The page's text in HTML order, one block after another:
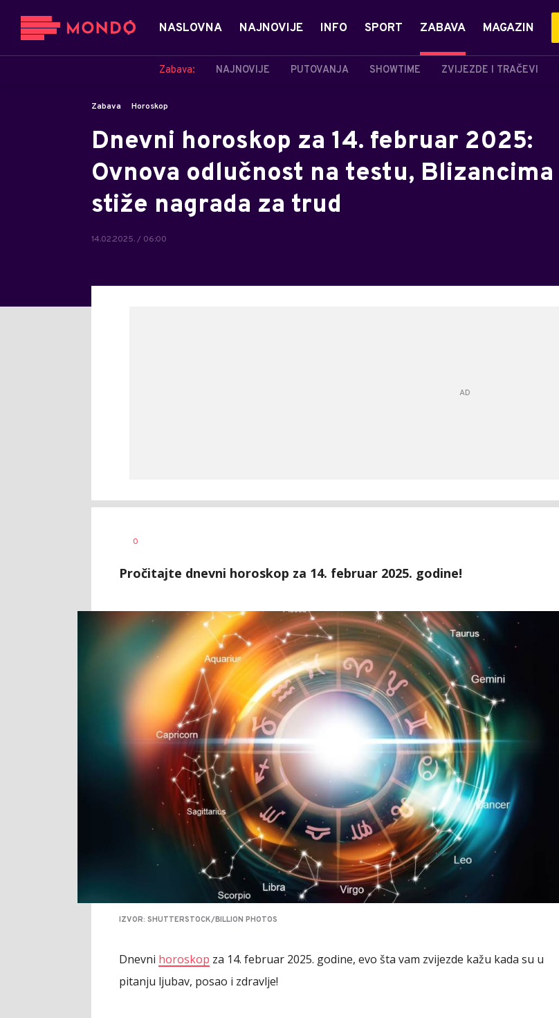
NASLOVNA NAJNOVIJE INFO SPORT ZABAVA
Zabava: NAJNOVIJE PUTOVANJA SHOWTIME ZVIJEZDE I TRAČEVI
MAGAZIN
Zabava Horoskop
Dnevni horoskop za 14. februar 2025:
Ovnova odlučnost na testu, Blizancima
stiže nagrada za trud
14.02.2025. / 06:00
AUTOR
0
Pročitajte dnevni horoskop za 14. februar 2025. godine!
IZVOR: SHUTTERSTOCK/BILLION PHOTOS
Dnevni horoskop za 14. februar 2025. godine, evo šta vam zvijezde kažu kada su u
pitanju ljubav, posao i zdravlje!